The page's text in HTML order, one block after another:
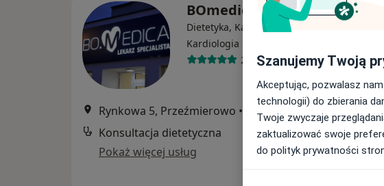
BOmedica
Dietetyka, Kardiochirurgia,
Kardiologia
2367 opinii
Rynkowa 5, Przeźmierowo •
Mapa
Konsultacja dietetyczna
150 zł
Pokaż więcej usług
Szanujemy Twoją
Akceptując, pozwalasz
technologii) do zbierania
Twoje zwyczaje
zaktualizować swoje
do polityk prywatności